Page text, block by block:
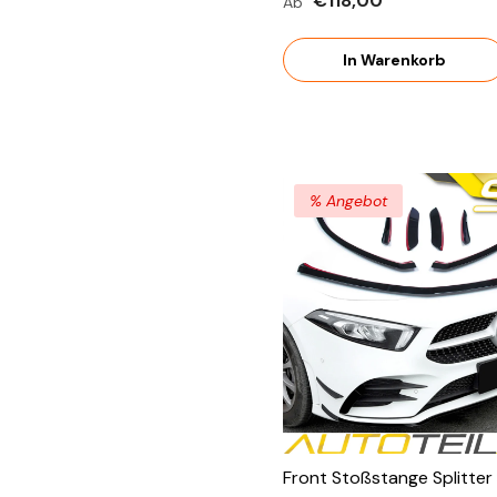
NUR A35 A45 AMG
In Warenkorb
% Angebot
Front Stoßstange Splitter